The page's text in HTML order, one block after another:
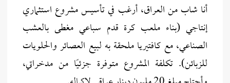
أنا شاب من العراق، أرغب في تأسيس مشروع استثماري
إنتاجي (بناء ملعب كرة قدم سباعي مغطى بالعشب
الصناعي، مع كافتيريا ملحقة به لبيع العصائر والحلويات
للزبائن). تكلفة المشروع متوفرة جزئيًا من مدخراتي،